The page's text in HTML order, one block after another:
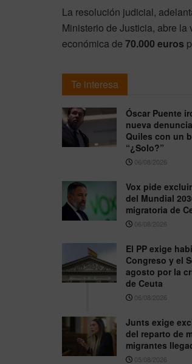
La resolución judicial,
Ministerio de Justicia, abre
económica de 70.000 euros
Te interesa
Óscar Puente
nueva
Quiles con un
“¿Solo?”
06/08/2026
Vox pide
del Mundial
migratoria de
06/08/2026
El PP exige
Congreso y el
agosto por la
de Ceuta
06/08/2026
Junts exige
del reparto de
migrantes
05/08/2026